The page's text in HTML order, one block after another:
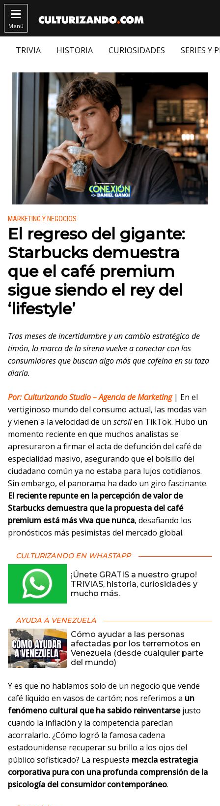

Menú
TRIVIA HISTORIA CURIOSIDADES SERIES Y
Publicado en:
MARKETING Y NEGOCIOS
El regreso del gigante:
Starbucks demuestra
que el café premium
sigue siendo el rey del
‘lifestyle’
Tras meses de incertidumbre y un cambio estratégico de
timón, la marca de la sirena vuelve a conectar con los
consumidores que buscan algo más que cafeína en su taza
diaria.
Por: Culturizando Studio – Agencia de Marketing| En el
vertiginoso mundo del consumo actual, las modas van
y vienen a la velocidad de un scrollen TikTok. Hubo un
momento reciente en que muchos analistas se
apresuraron a firmar el acta de defunción del café de
especialidad masivo, asegurando que el bolsillo del
ciudadano común ya no estaba para lujos cotidianos.
Sin embargo, el panorama ha dado un giro fascinante.
El reciente repunte en la percepción de valor de
Starbucks demuestra que la propuesta del café
premium está más viva que nunca, desafiando los
pronósticos más pesimistas del mercado global.
CULTURIZANDO EN WHASTAPP
¡Únete GRATIS a nuestro grupo!
TRIVIAS, historia, curiosidades y
mucho más.
AYUDA A VENEZUELA
Cómo ayudar a las personas
afectadas por los terremotos en
Venezuela (desde cualquier parte
del mundo)
Y es que no hablamos solo de un negocio que vende
café líquido en vasos de cartón; nos referimos a un
fenómeno cultural que ha sabido reinventarsejusto
cuando la inflación y la competencia parecían
acorralarlo. ¿Cómo logró la famosa cadena
estadounidense recuperar su brillo a los ojos del
público sofisticado? La respuesta mezcla estrategia
corporativa pura con una profunda comprensión de la
psicología del consumidor contemporáneo.